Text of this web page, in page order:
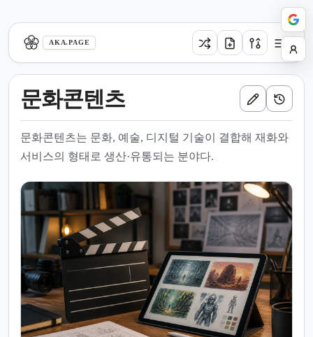
AKA.PAGE
문화콘텐츠
문화콘텐츠는 문화, 예술, 디지털 기술이 결합해 재화와
서비스의 형태로 생산·유통되는 분야다.